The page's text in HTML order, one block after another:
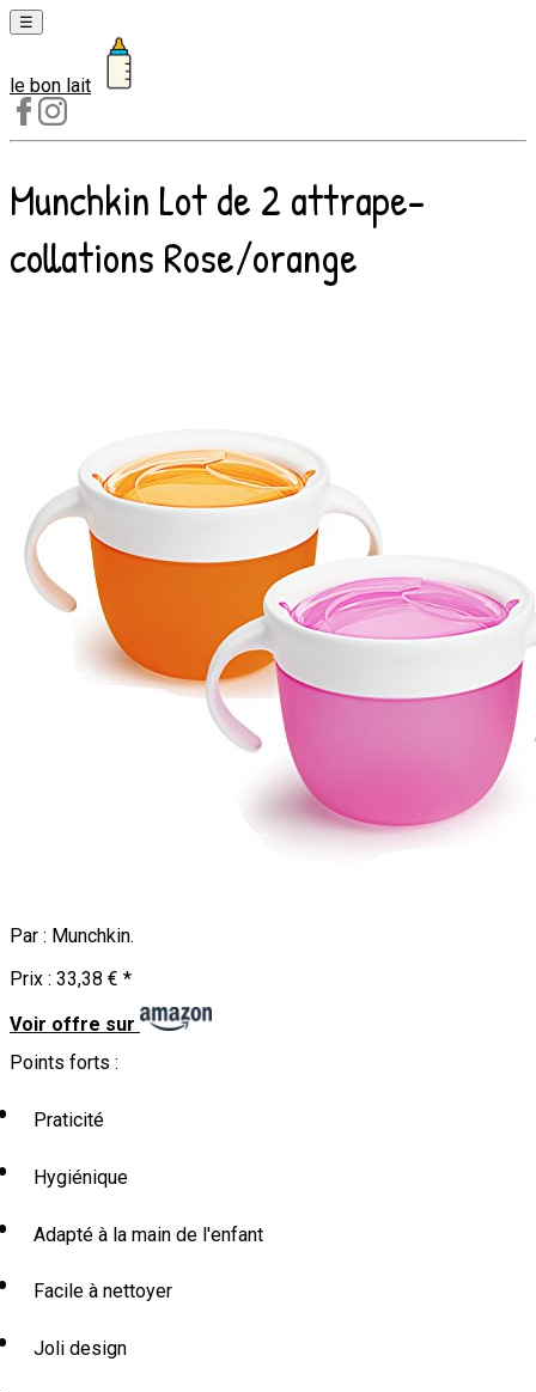
☰
Laits
1er
âge
Laits
2e
âge
le bon lait
Munchkin Lot de 2 attrape-
collations Rose/orange
Par : Munchkin.
Prix : 33,38 € *
Voir offre sur
Points forts :
Praticité
Hygiénique
Adapté à la main de l'enfant
Facile à nettoyer
Joli design